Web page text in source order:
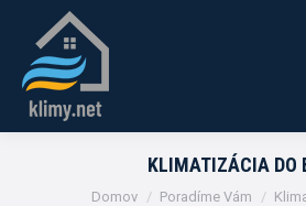
KLIMATIZÁCIA DO
You are here:
Domov Poradíme Vám